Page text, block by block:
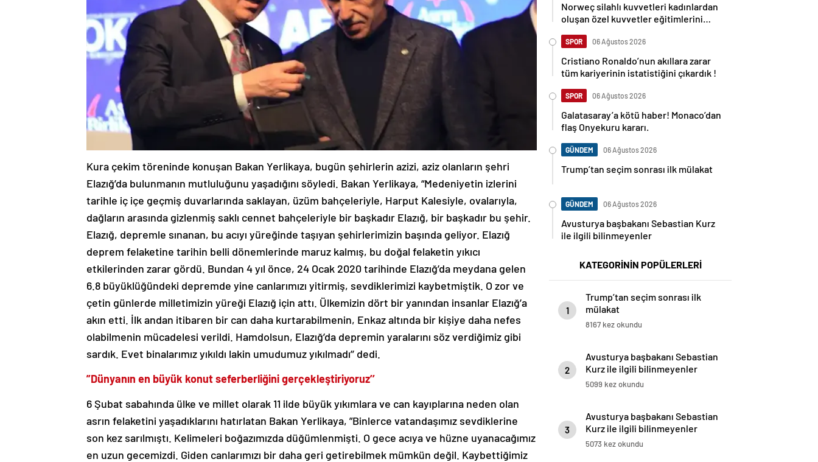
Kura çekim töreninde konuşan Bakan Yerlikaya, bugün şehirlerin azizi, aziz olanların şehri
Elazığ’da bulunmanın mutluluğunu yaşadığını söyledi. Bakan Yerlikaya, “Medeniyetin izlerini
tarihle iç içe geçmiş duvarlarında saklayan, üzüm bahçeleriyle, Harput Kalesiyle, ovalarıyla,
dağların arasında gizlenmiş saklı cennet bahçeleriyle bir başkadır Elazığ, bir başkadır bu şehir.
Elazığ, depremle sınanan, bu acıyı yüreğinde taşıyan şehirlerimizin başında geliyor. Elazığ
deprem felaketine tarihin belli dönemlerinde maruz kalmış, bu doğal felaketin yıkıcı
etkilerinden zarar gördü. Bundan 4 yıl önce, 24 Ocak 2020 tarihinde Elazığ’da meydana gelen
6.8 büyüklüğündeki depremde yine canlarımızı yitirmiş, sevdiklerimizi kaybetmiştik. O zor ve
çetin günlerde milletimizin yüreği Elazığ için attı. Ülkemizin dört bir yanından insanlar Elazığ’a
akın etti. İlk andan itibaren bir can daha kurtarabilmenin, Enkaz altında bir kişiye daha nefes
olabilmenin mücadelesi verildi. Hamdolsun, Elazığ’da depremin yaralarını söz verdiğimiz gibi
sardık. Evet binalarımız yıkıldı lakin umudumuz yıkılmadı’’ dedi.
”Dünyanın en büyük konut seferberliğini gerçekleştiriyoruz’’
6 Şubat sabahında ülke ve millet olarak 11 ilde büyük yıkımlara ve can kayıplarına neden olan
asrın felaketini yaşadıklarını hatırlatan Bakan Yerlikaya, ”Binlerce vatandaşımız sevdiklerine
son kez sarılmıştı. Kelimeleri boğazımızda düğümlenmişti. O gece acıya ve hüzne uyanacağımız
en uzun gecemizdi. Giden canlarımızı bir daha geri getirebilmek mümkün değil. Kaybettiğimiz
Norweç silahlı kuvvetleri kadınlardan
oluşan özel kuvvetler eğitimlerini
SPOR 06 Ağustos 2026
Cristiano Ronaldo’nun akıllara zarar
tüm kariyerinin istatistiğini çıkardık !
SPOR 06 Ağustos 2026
Galatasaray’a kötü haber! Monaco’dan
flaş Onyekuru kararı.
GÜNDEM 06 Ağustos 2026
Trump’tan seçim sonrası ilk mülakat
GÜNDEM 06 Ağustos 2026
Avusturya başbakanı Sebastian Kurz
ile ilgili bilinmeyenler
KATEGORİNİN POPÜLERLERİ
1
Trump’tan seçim sonrası ilk
mülakat
8167 kez okundu
2
Avusturya başbakanı Sebastian
Kurz ile ilgili bilinmeyenler
5099 kez okundu
3
Avusturya başbakanı Sebastian
Kurz ile ilgili bilinmeyenler
5073 kez okundu